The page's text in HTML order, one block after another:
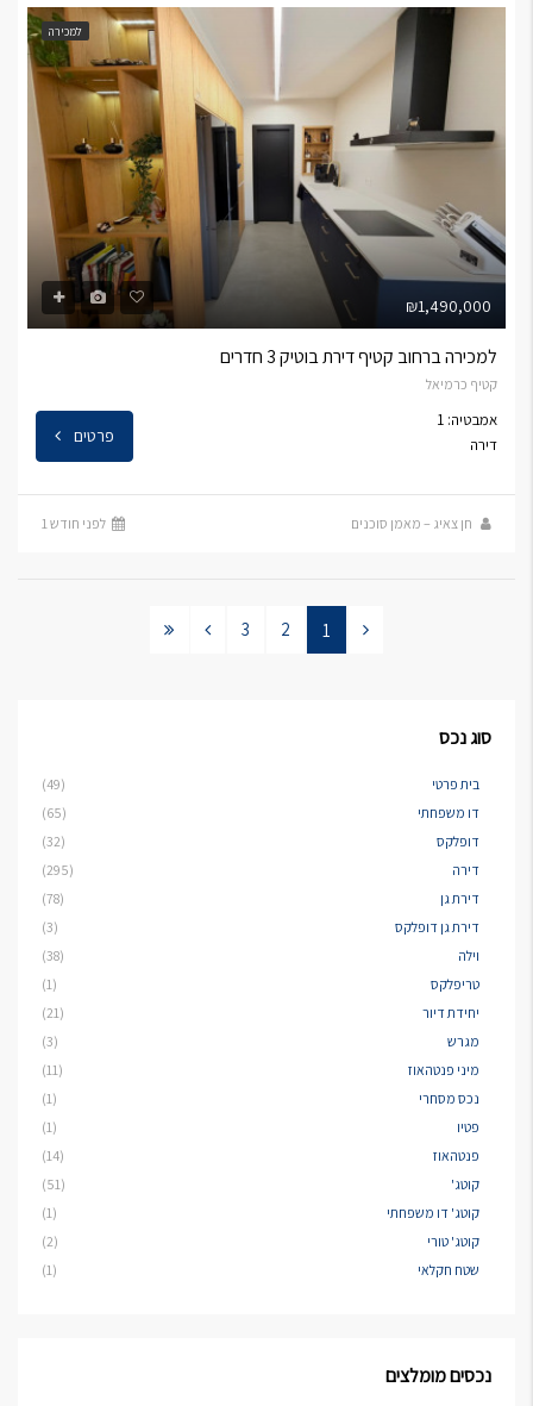
למכירה
₪1,490,000
למכירה ברחוב קטיף דירת בוטיק 3 חדרים
קטיף כרמיאל
אמבטיה: 1
דירה
פרטים
חן צאיג – מאמן סוכנים לפני חודש 1
1
2
3
סוג נכס
בית פרטי
(49)
דו משפחתי
(65)
דופלקס
(32)
דירה
(295)
דירת גן
(78)
דירת גן דופלקס
(3)
וילה
(38)
טריפלקס
(1)
יחידת דיור
(21)
מגרש
(3)
מיני פנטהאוז
(11)
נכס מסחרי
(1)
פטיו
(1)
פנטהאוז
(14)
קוטג'
(51)
קוטג' דו משפחתי
(1)
קוטג' טורי
(2)
שטח חקלאי
(1)
נכסים מומלצים